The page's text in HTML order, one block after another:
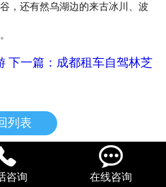
，还有然乌湖边的来古冰川、波
下一篇：成都租车自驾林芝
列表
咨询

在线咨询